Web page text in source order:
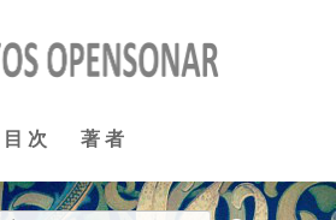
目次 著者